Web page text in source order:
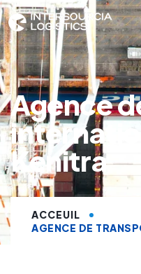
Agence
Kenitra
ACCEUIL
AGENCE DE